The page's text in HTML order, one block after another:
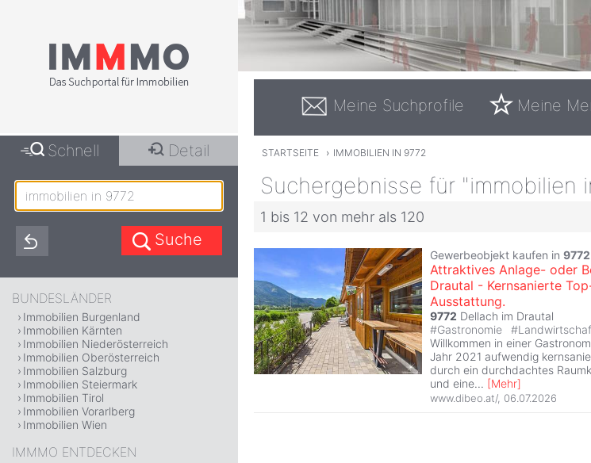
Meine Suchprofile Meine
STARTSEITE › IMMOBILIEN IN 9772
Suchergebnisse für "immobilien
1 bis 12 von mehr als 120
Gewerbeobjekt kaufen in 9772
Attraktives Anlage- oder
Drautal - Kernsanierte
Ausstattung.
9772 Dellach im Drautal
#Gastronomie #
Willkommen in einer
Jahr 2021 aufwendig
durch ein durchdachtes
und eine... [Mehr]
www.dibeo.at/, 06.07.2026
Schnell Detail
BUNDESLÄNDER
Immobilien Burgenland
Immobilien Kärnten
Immobilien Niederösterreich
Immobilien Oberösterreich
Immobilien Salzburg
Immobilien Steiermark
Immobilien Tirol
Immobilien Vorarlberg
Immobilien Wien
IMMMO ENTDECKEN